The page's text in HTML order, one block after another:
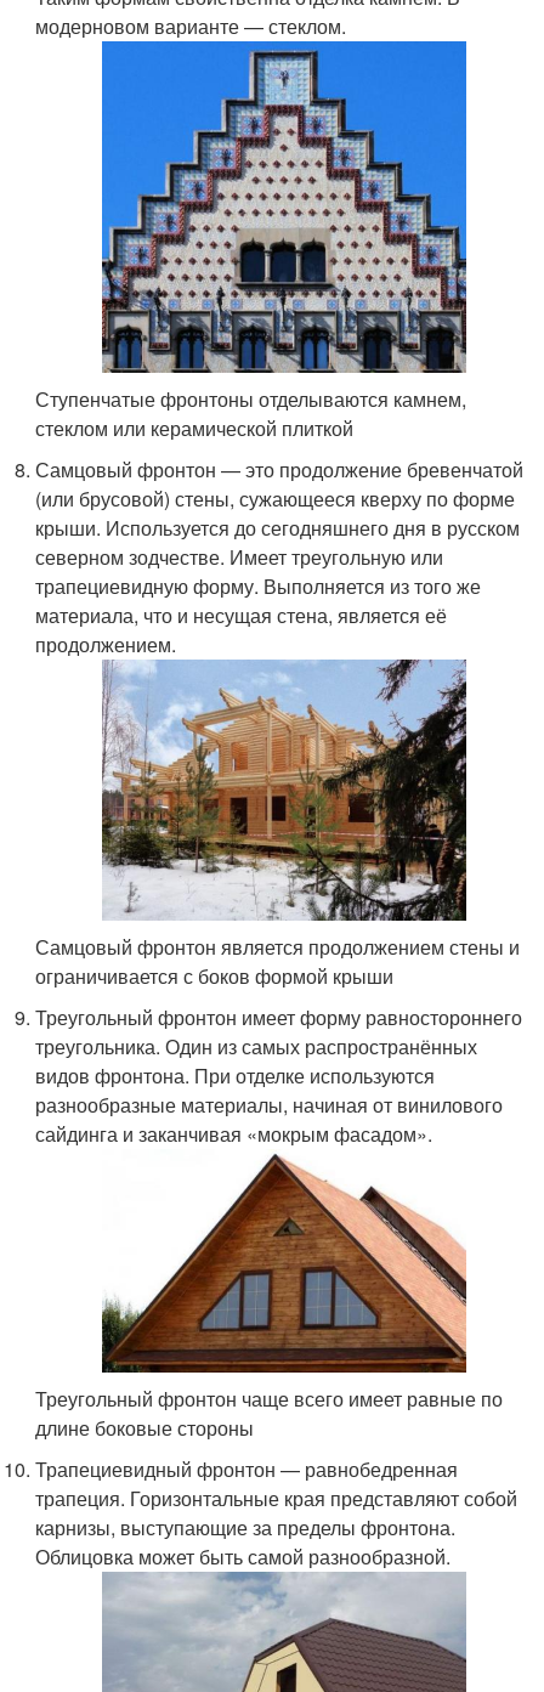
модерновом варианте — стеклом.
Ступенчатые фронтоны отделываются камнем,
стеклом или керамической плиткой
Самцовый фронтон — это продолжение бревенчатой
(или брусовой) стены, сужающееся кверху по форме
крыши. Используется до сегодняшнего дня в русском
северном зодчестве. Имеет треугольную или
трапециевидную форму. Выполняется из того же
материала, что и несущая стена, является её
продолжением.
Самцовый фронтон является продолжением стены и
ограничивается с боков формой крыши
Треугольный фронтон имеет форму равностороннего
треугольника. Один из самых распространённых
видов фронтона. При отделке используются
разнообразные материалы, начиная от винилового
сайдинга и заканчивая «мокрым фасадом».
Треугольный фронтон чаще всего имеет равные по
длине боковые стороны
Трапециевидный фронтон — равнобедренная
трапеция. Горизонтальные края представляют собой
карнизы, выступающие за пределы фронтона.
Облицовка может быть самой разнообразной.